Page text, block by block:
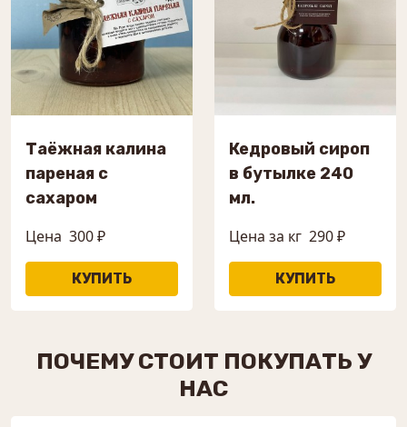
Таёжная калина
пареная с
сахаром
Цена 300 ₽
Кедровый сироп
в бутылке 240
мл.
Цена за кг 290 ₽
ПОЧЕМУ СТОИТ ПОКУПАТЬ У
НАС